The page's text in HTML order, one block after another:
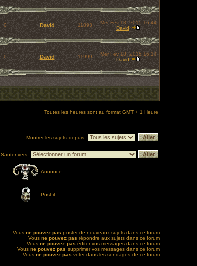
0 David 11893
Mer Fév 18, 2015 16:44
David
0 David 11999
Mer Fév 18, 2015 16:14
David
Toutes les heures sont au format GMT + 1 Heure
Montrer les sujets depuis:
Sauter vers:
Annonce
Post-it
Vous ne pouvez pas poster de nouveaux sujets dans ce forum
Vous ne pouvez pas répondre aux sujets dans ce forum
Vous ne pouvez pas éditer vos messages dans ce forum
Vous ne pouvez pas supprimer vos messages dans ce forum
Vous ne pouvez pas voter dans les sondages de ce forum